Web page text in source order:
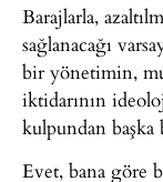
Barajlarla,
sağlanacağı
bir yönetimin,
iktidarının
kulpundan başka
Evet, bana göre